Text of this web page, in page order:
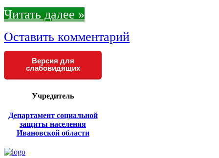
Читать далее »
Оставить комментарий
Версия для
слабовидящих
Учредитель
Департамент социальной
защиты населения
Ивановской области